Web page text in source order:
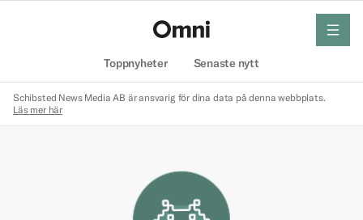
Toppnyheter Senaste nytt
meny
Schibsted News Media AB är ansvarig för dina data på denna webbplats.
Läs mer här